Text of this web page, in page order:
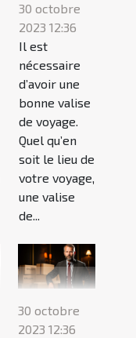
30 octobre
2023 12:36
Il est
nécessaire
d’avoir une
bonne valise
de voyage.
Quel qu’en
soit le lieu de
votre voyage,
une valise
de...
30 octobre
2023 12:36